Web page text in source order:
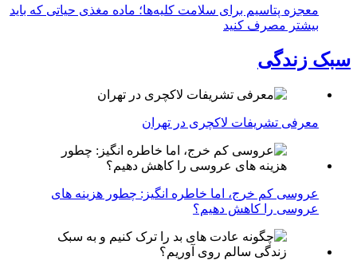
معجزه پتاسیم برای سلامت کلیه‌ها؛ ماده مغذی حیاتی که باید
بیشتر مصرف کنید
سبک زندگی
معرفی تشریفات لاکچری در تهران
عروسی کم خرج، اما خاطره انگیز: چطور هزینه های
عروسی را کاهش دهیم؟